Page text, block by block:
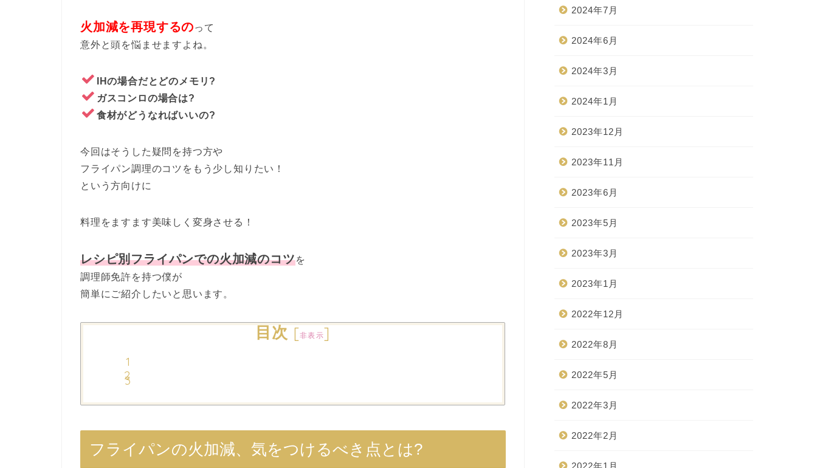
火加減を再現するのって
意外と頭を悩ませますよね。
IHの場合だとどのメモリ?
ガスコンロの場合は?
食材がどうなればいいの?
今回はそうした疑問を持つ方や
フライパン調理のコツをもう少し知りたい！
という方向けに
料理をますます美味しく変身させる！
レシピ別フライパンでの火加減のコツを
調理師免許を持つ僕が
簡単にご紹介したいと思います。
目次 [非表示]
フライパンの火加減、気をつけるべき点とは?
2024年7月
2024年6月
2024年3月
2024年1月
2023年12月
2023年11月
2023年6月
2023年5月
2023年3月
2023年1月
2022年12月
2022年8月
2022年5月
2022年3月
2022年2月
2022年1月